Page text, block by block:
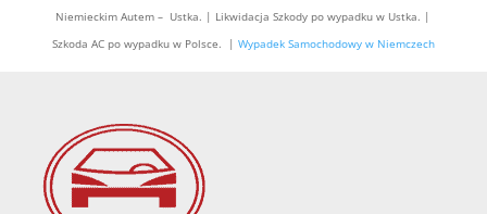
Niemieckim Autem – Ustka. | Likwidacja Szkody po wypadku w Ustka. |
Szkoda AC po wypadku w Polsce. | Wypadek Samochodowy w Niemczech